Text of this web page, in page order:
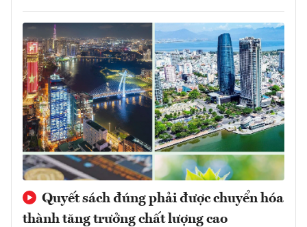
Quyết sách đúng phải được chuyển hóa
thành tăng trưởng chất lượng cao